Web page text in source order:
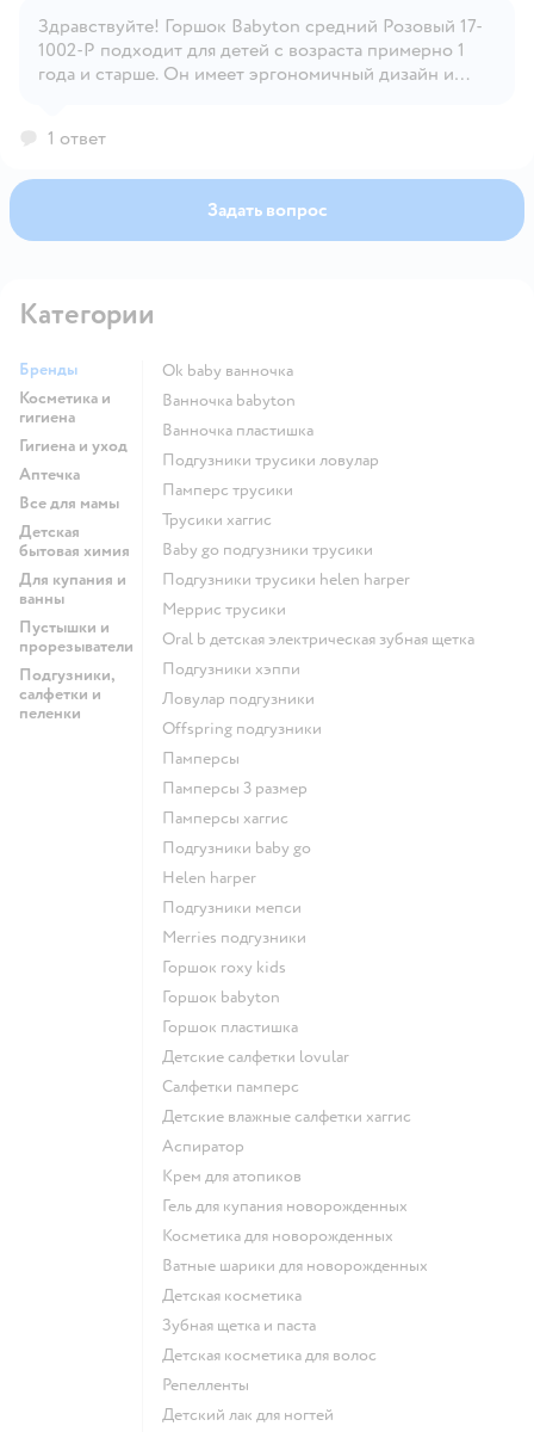
Открыть вопрос
Здравствуйте! Горшок Babyton средний Розовый 17-
1002-Р подходит для детей с возраста примерно 1
года и старше. Он имеет эргономичный дизайн и
1 ответ
Задать вопрос
Категории
Бренды
Косметика и
гигиена
Гигиена и уход
Аптечка
Все для мамы
Детская
бытовая химия
Для купания и
ванны
Пустышки и
прорезыватели
Подгузники,
салфетки и
пеленки
ok baby ванночка
ванночка babyton
ванночка пластишка
подгузники трусики ловулар
памперс трусики
трусики хаггис
baby go подгузники трусики
подгузники трусики helen harper
меррис трусики
oral b детская электрическая зубная щетка
подгузники хэппи
ловулар подгузники
offspring подгузники
памперсы
памперсы 3 размер
памперсы хаггис
подгузники baby go
helen harper
подгузники мепси
merries подгузники
горшок roxy kids
горшок babyton
горшок пластишка
детские салфетки lovular
салфетки памперс
детские влажные салфетки хаггис
аспиратор
крем для атопиков
гель для купания новорожденных
косметика для новорожденных
ватные шарики для новорожденных
детская косметика
зубная щетка и паста
детская косметика для волос
репелленты
детский лак для ногтей